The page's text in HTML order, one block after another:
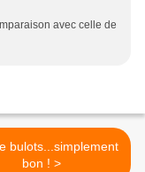
avec celle de
bulots...simplement
bon ! >